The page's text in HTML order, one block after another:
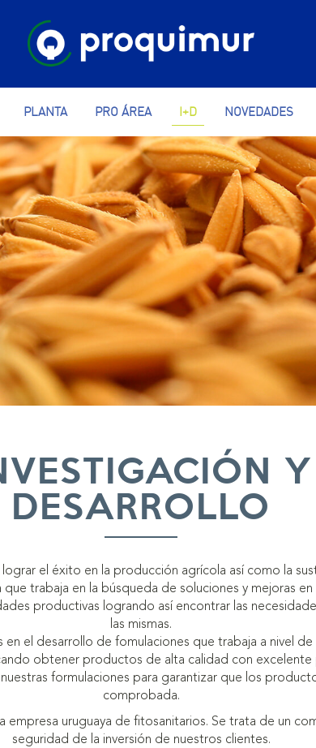
PLANTA PRO ÁREA I+D NOVEDADES
Y
DESARROLLO
el éxito en la producción agrícola así como la
trabaja en la búsqueda de soluciones y mejoras
productivas logrando así encontrar las
las mismas.
el desarrollo de fomulaciones que trabaja a nivel
obtener productos de alta calidad con excelente
formulaciones para garantizar que los
comprobada.
uruguaya de fitosanitarios. Se trata de un
seguridad de la inversión de nuestros clientes.